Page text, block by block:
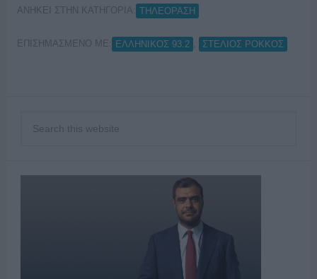
ΑΝΗΚΕΙ ΣΤΗΝ ΚΑΤΗΓΟΡΙΑ: ΤΗΛΕΟΡΑΣΗ
ΕΠΙΣΗΜΑΣΜΕΝΟ ΜΕ: ΕΛΛΗΝΙΚΟΣ 93.2 ΣΤΕΛΙΟΣ ΡΟΚΚΟΣ